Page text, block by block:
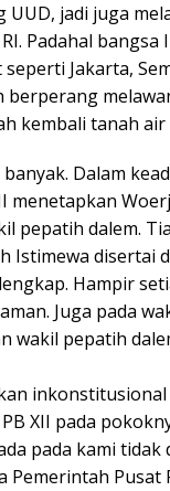
jadi juga
Padahal bangsa
Jakarta,
berperang
kembali tanah air
Dalam
menetapkan
pepatih dalem.
Istimewa disertai
Hampir
Juga pada
wakil pepatih
XII pada
pada kami
Pemerintah Pusat